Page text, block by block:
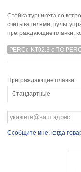
Стойка турникета cо
считывателями; пульт
преграждающие планки,
PERCo-KT02.3 с ПО
Преграждающие планки
Стандартные
Сообщите мне, когда